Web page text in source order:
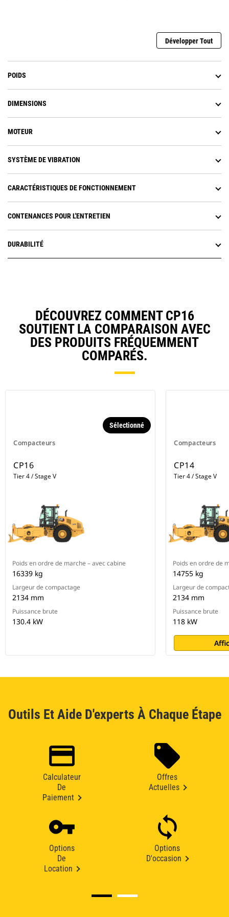
Développer Tout
POIDS
DIMENSIONS
MOTEUR
SYSTÈME DE VIBRATION
CARACTÉRISTIQUES DE FONCTIONNEMENT
CONTENANCES POUR L'ENTRETIEN
DURABILITÉ
DÉCOUVREZ COMMENT CP16
SOUTIENT LA COMPARAISON AVEC
DES PRODUITS FRÉQUEMMENT
COMPARÉS.
Compacteurs
Sélectionné
CP16
Tier 4 / Stage V
Poids en ordre de marche – avec cabine
16339 kg
Largeur de compactage
2134 mm
Puissance brute
130.4 kW
Compacteurs
CP14
Tier 4 / Stage V
Poids en ordre de
14755 kg
Largeur de
2134 mm
Puissance brute
118 kW
Outils Et Aide D'experts À Chaque Étape
Calculateur
De
Paiement
Offres
Actuelles
Options
De
Location
Options
D'occasion